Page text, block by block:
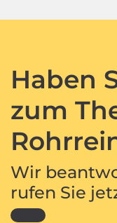
Haben
zum
Wir
rufen Sie